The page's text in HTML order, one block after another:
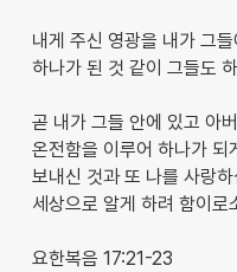
내게 주신 영광을 내가 그
하나가 된 것 같이 그들도
곧 내가 그들 안에 있고 아
온전함을 이루어 하나가 되
보내신 것과 또 나를 사랑
세상으로 알게 하려 함이로
요한복음 17:21-23